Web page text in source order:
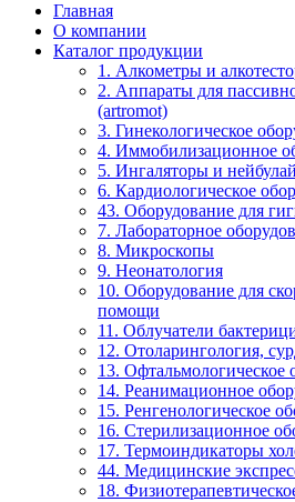
Главная
О компании
Каталог продукции
1. Алкометры и
2. Аппараты для
(artromot)
3. Гинекологическое
4. Иммобилизационное
5. Ингаляторы и
6. Кардиологическое
43. Оборудование для
7. Лабораторное
8. Микроскопы
9. Неонатология
10. Оборудование для
помощи
11. Облучатели
12. Отоларингология,
13. Офтальмологическое
14. Реанимационное
15. Ренгенологическое
16. Стерилизационное
17. Термоиндикаторы
44. Медицинские
18.